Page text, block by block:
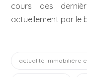
cours des
actuellement par le
actualité immobilière